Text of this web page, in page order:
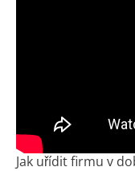
Jak uřídit firmu v